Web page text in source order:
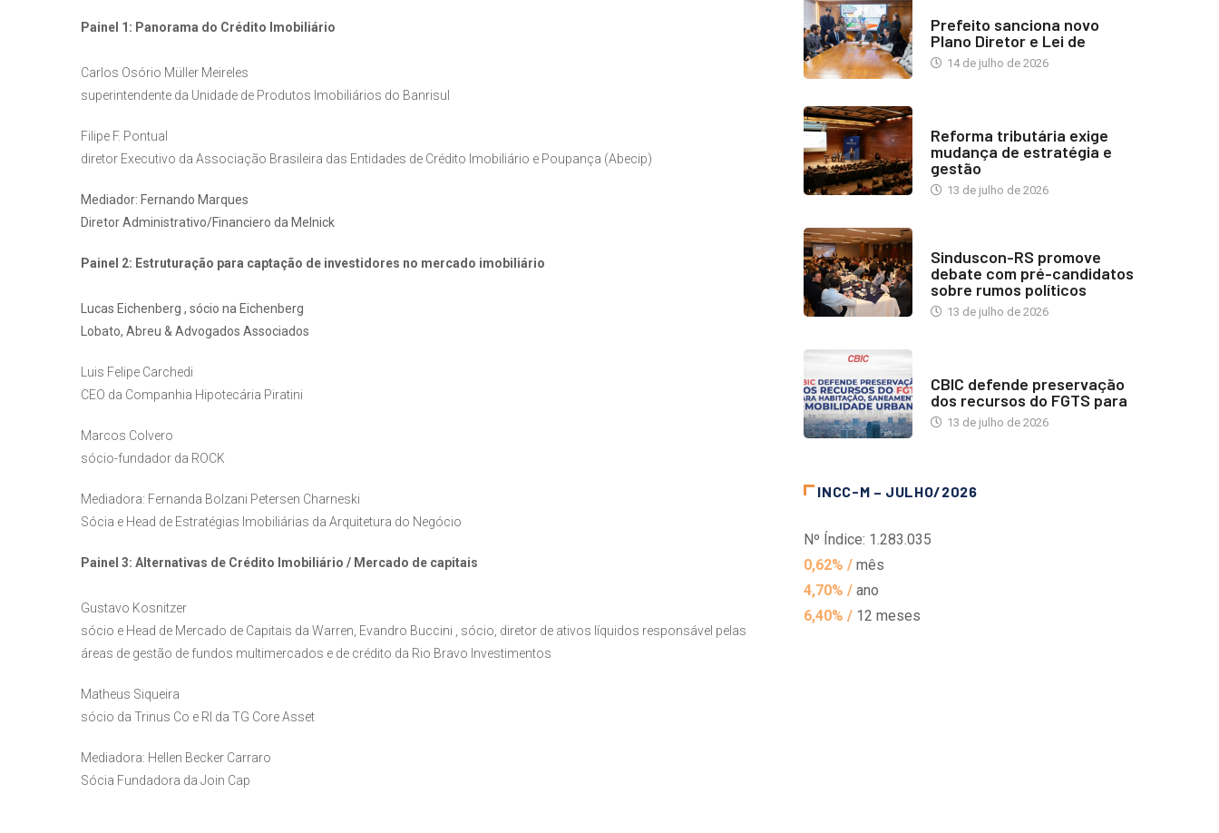
Painel 1: Panorama do Crédito Imobiliário
Carlos Osório Müller Meireles
superintendente da Unidade de Produtos Imobiliários do Banrisul
Filipe F. Pontual
diretor Executivo da Associação Brasileira das Entidades de Crédito Imobiliário e Poupança (Abecip)
Mediador: Fernando Marques
Diretor Administrativo/Financiero da Melnick
Painel 2: Estruturação para captação de investidores no mercado imobiliário
Lucas Eichenberg , sócio na Eichenberg
Lobato, Abreu & Advogados Associados
Luis Felipe Carchedi
CEO da Companhia Hipotecária Piratini
Marcos Colvero
sócio-fundador da ROCK
Mediadora: Fernanda Bolzani Petersen Charneski
Sócia e Head de Estratégias Imobiliárias da Arquitetura do Negócio
Painel 3: Alternativas de Crédito Imobiliário / Mercado de capitais
Gustavo Kosnitzer
sócio e Head de Mercado de Capitais da Warren, Evandro Buccini , sócio, diretor de ativos líquidos responsável pelas
áreas de gestão de fundos multimercados e de crédito da Rio Bravo Investimentos
Matheus Siqueira
sócio da Trinus Co e RI da TG Core Asset
Mediadora: Hellen Becker Carraro
Sócia Fundadora da Join Cap
Prefeito sanciona novo
Plano Diretor e Lei de
14 de julho de 2026
Reforma tributária exige
mudança de estratégia e
gestão
13 de julho de 2026
Sinduscon-RS promove
debate com pré-candidatos
sobre rumos políticos
13 de julho de 2026
CBIC defende preservação
dos recursos do FGTS para
13 de julho de 2026
INCC-M – JULHO/2026
Nº Índice: 1.283.035
0,62% /mês
4,70% /ano
6,40% / 12 meses